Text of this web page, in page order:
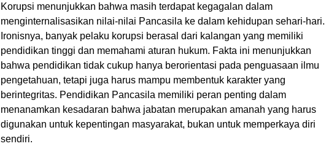
Korupsi menunjukkan bahwa masih terdapat kegagalan dalam
menginternalisasikan nilai-nilai Pancasila ke dalam kehidupan sehari-hari.
Ironisnya, banyak pelaku korupsi berasal dari kalangan yang memiliki
pendidikan tinggi dan memahami aturan hukum. Fakta ini menunjukkan
bahwa pendidikan tidak cukup hanya berorientasi pada penguasaan ilmu
pengetahuan, tetapi juga harus mampu membentuk karakter yang
berintegritas. Pendidikan Pancasila memiliki peran penting dalam
menanamkan kesadaran bahwa jabatan merupakan amanah yang harus
digunakan untuk kepentingan masyarakat, bukan untuk memperkaya diri
sendiri.